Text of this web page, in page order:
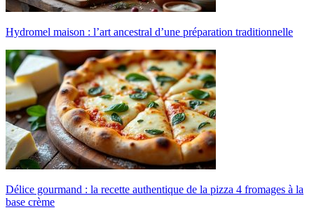
Hydromel maison : l’art ancestral d’une préparation traditionnelle
Délice gourmand : la recette authentique de la pizza 4 fromages à la
base crème